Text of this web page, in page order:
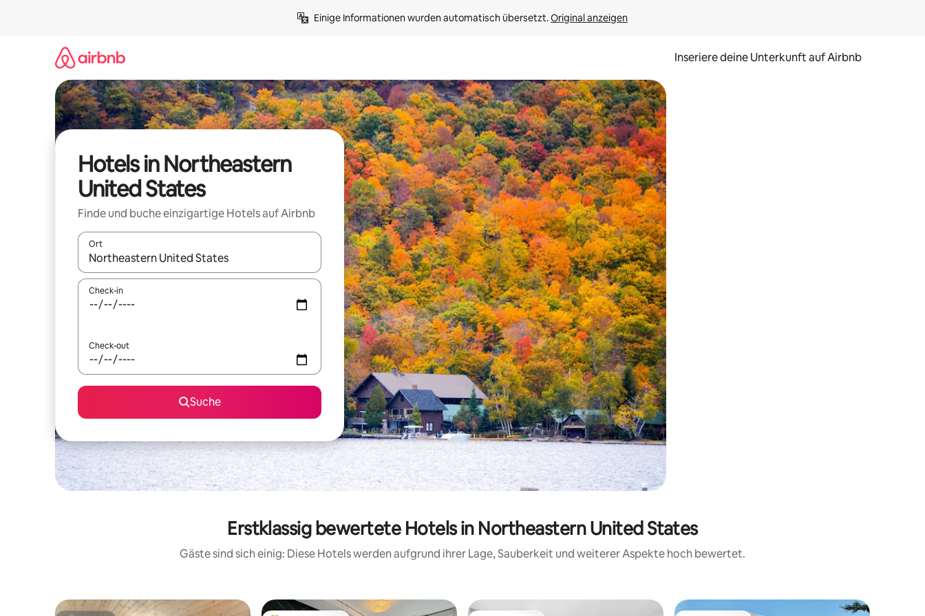
Einige Informationen wurden automatisch übersetzt. Original anzeigen
Inseriere deine Unterkunft auf Airbnb
Hotels in Northeastern
United States
Finde und buche einzigartige Hotels auf Airbnb
Ort
Wenn Ergebnisse verfügbar sind, navigiere mit den Pfeiltasten nach oben und unten oder erkunde die Ergebnisse durch Berühren oder Wischgesten.
Check-in
Check-out
Suche
Erstklassig bewertete Hotels in Northeastern United States
Gäste sind sich einig: Diese Hotels werden aufgrund ihrer Lage, Sauberkeit und weiterer Aspekte hoch bewertet.